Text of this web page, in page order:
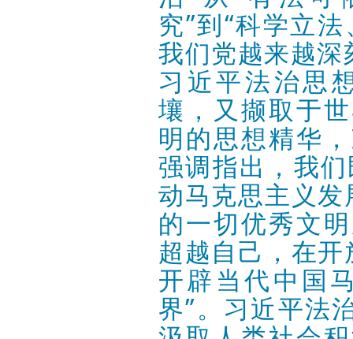
究”到“科学立
我们党越来越
习近平法治思
壤，又撷取于
明的思想精华
强调指出，我
动马克思主义发
的一切优秀文
超越自己，在
开辟当代中国
界”。习近平法